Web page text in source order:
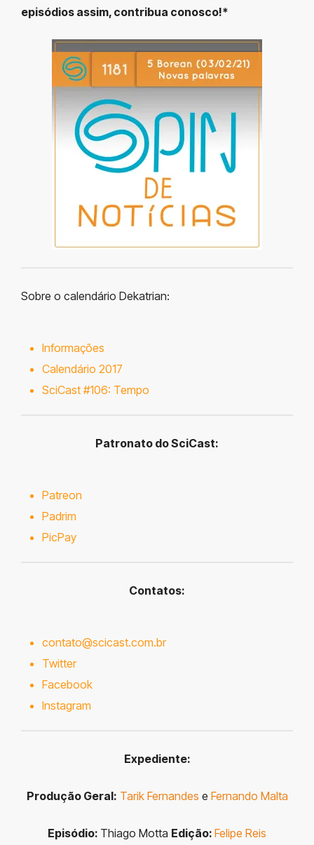
episódios assim, contribua conosco!*
Sobre o calendário Dekatrian:
Informações
Calendário 2017
SciCast #106: Tempo
Patronato do SciCast:
Patreon
Padrim
PicPay
Contatos:
contato@scicast.com.br
Twitter
Facebook
Instagram
Expediente:
Produção Geral: Tarik Fernandes e Fernando Malta
Episódio: Thiago Motta Edição: Felipe Reis